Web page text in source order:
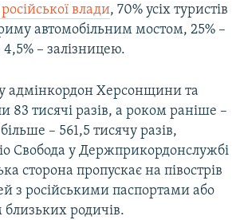
влади, 70% усіх туристів
автомобільним мостом, 25% –
– залізницею.
адмінкордон Херсонщини та
83 тисячі разів, а роком раніше –
– 561,5 тисячу разів,
Свобода у Держприкордонслужбі
сторона пропускає на півострів
з російськими паспортами або
родичів.